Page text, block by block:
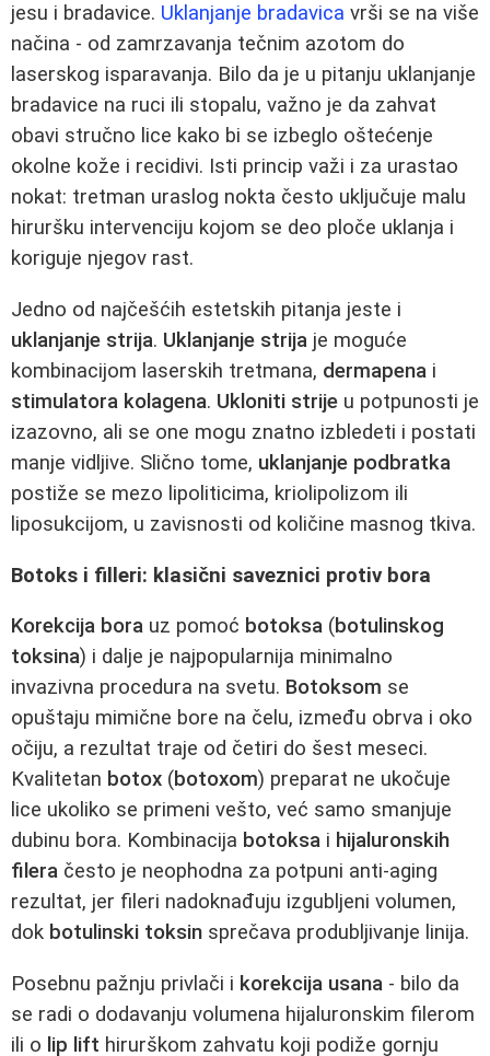
jesu i bradavice. Uklanjanje bradavica vrši se na više
načina - od zamrzavanja tečnim azotom do
laserskog isparavanja. Bilo da je u pitanju uklanjanje
bradavice na ruci ili stopalu, važno je da zahvat
obavi stručno lice kako bi se izbeglo oštećenje
okolne kože i recidivi. Isti princip važi i za urastao
nokat: tretman uraslog nokta često uključuje malu
hiruršku intervenciju kojom se deo ploče uklanja i
koriguje njegov rast.
Jedno od najčešćih estetskih pitanja jeste i
uklanjanje strija. Uklanjanje strija je moguće
kombinacijom laserskih tretmana, dermapena i
stimulatora kolagena. Ukloniti strije u potpunosti je
izazovno, ali se one mogu znatno izbledeti i postati
manje vidljive. Slično tome, uklanjanje podbratka
postiže se mezo lipoliticima, kriolipolizom ili
liposukcijom, u zavisnosti od količine masnog tkiva.
Botoks i filleri: klasični saveznici protiv bora
Korekcija bora uz pomoć botoksa (botulinskog
toksina) i dalje je najpopularnija minimalno
invazivna procedura na svetu. Botoksom se
opuštaju mimične bore na čelu, između obrva i oko
očiju, a rezultat traje od četiri do šest meseci.
Kvalitetan botox (botoxom) preparat ne ukočuje
lice ukoliko se primeni vešto, već samo smanjuje
dubinu bora. Kombinacija botoksa i hijaluronskih
filera često je neophodna za potpuni anti-aging
rezultat, jer fileri nadoknađuju izgubljeni volumen,
dok botulinski toksin sprečava produbljivanje linija.
Posebnu pažnju privlači i korekcija usana - bilo da
se radi o dodavanju volumena hijaluronskim filerom
ili o lip lift hirurškom zahvatu koji podiže gornju